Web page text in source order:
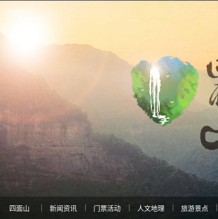
四面山 新闻资讯 门票活动 人文地理 旅游景点